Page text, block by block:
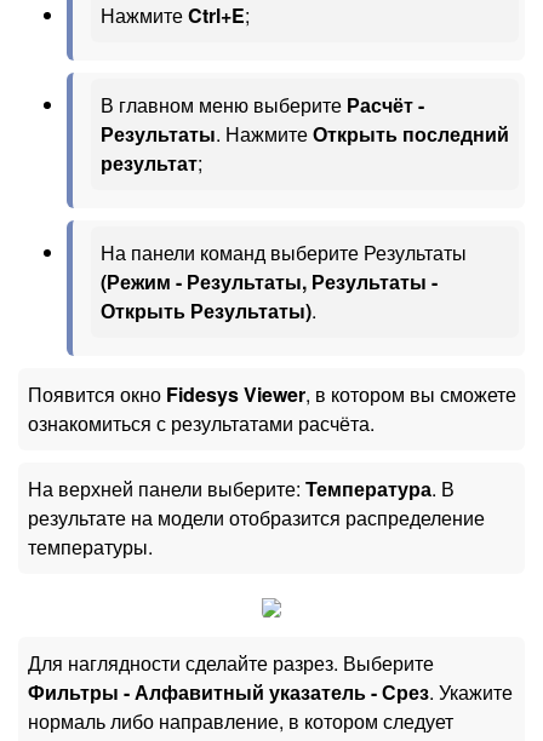
НажмитеCtrl+E;
В главном меню выберите Расчёт -
Результаты. НажмитеОткрыть последний
результат;
На панели команд выберите Результаты
(Режим - Результаты, Результаты -
Открыть Результаты).
Появится окно Fidesys Viewer, в котором вы сможете
ознакомиться с результатами расчёта.
На верхней панели выберите: Температура. В
результате на модели отобразится распределение
температуры.
Для наглядности сделайте разрез. Выберите
Фильтры - Алфавитный указатель - Срез. Укажите
нормаль либо направление, в котором следует